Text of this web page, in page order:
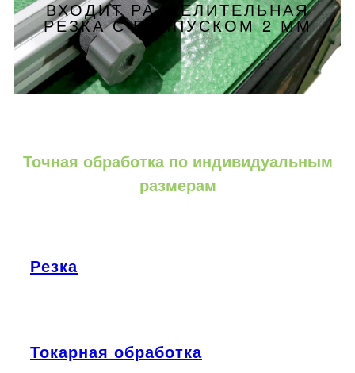
ВХОДИТ РАЗДЕЛИТЕЛЬНАЯ
РЕЗКА С ПРИПУСКОМ 2 ММ
Точная обработка по индивидуальным
размерам
Резка
Токарная обработка